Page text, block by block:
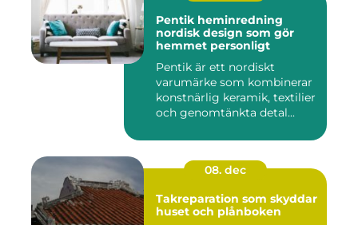
Pentik heminredning
nordisk design som gör
hemmet personligt
Pentik är ett nordiskt
varumärke som kombinerar
konstnärlig keramik, textilier
och genomtänkta detal...
08. dec
Takreparation som skyddar
huset och plånboken